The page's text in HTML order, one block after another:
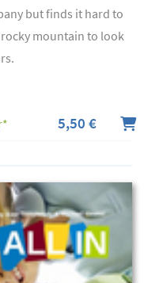
but finds it hard to
rocky mountain to look
5,50 €